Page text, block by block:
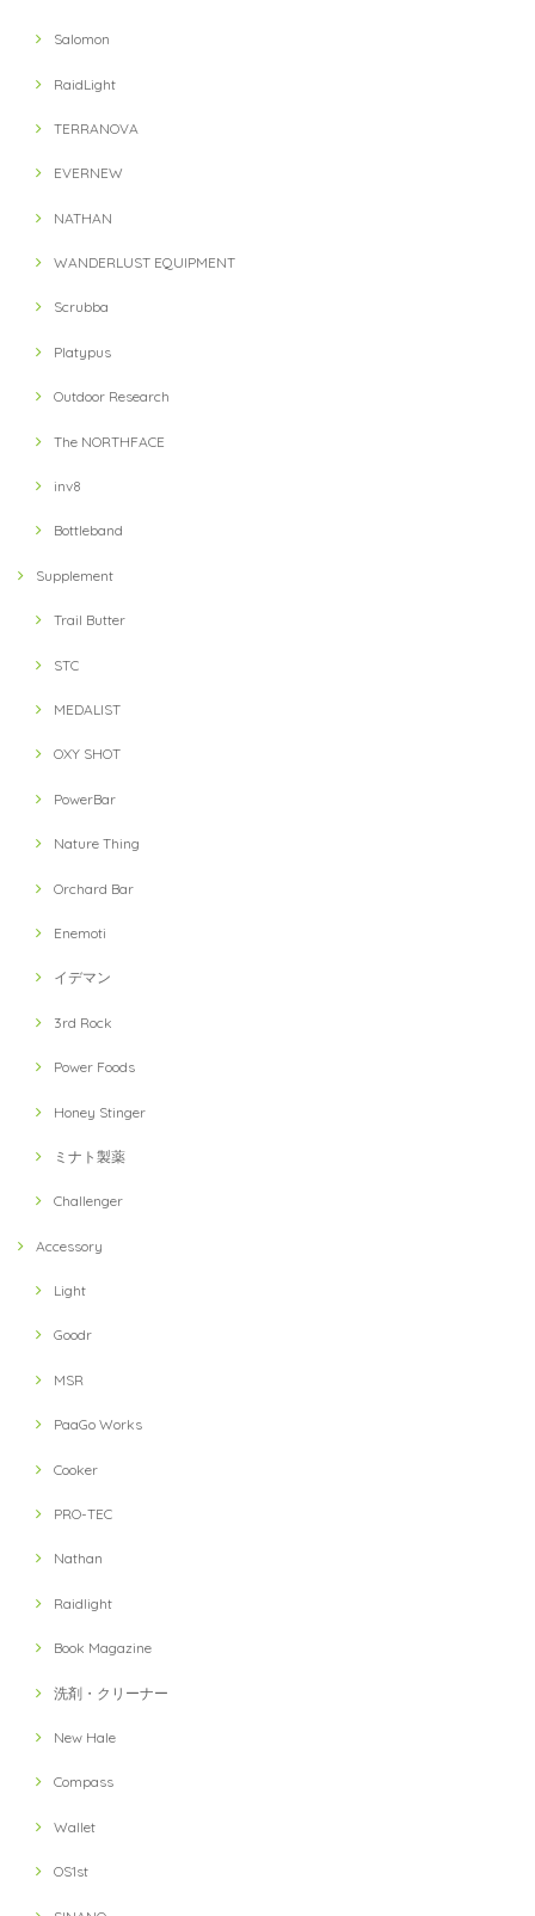
Salomon
RaidLight
TERRANOVA
EVERNEW
NATHAN
WANDERLUST EQUIPMENT
Scrubba
Platypus
Outdoor Research
The NORTHFACE
inv8
Bottleband
Supplement
Trail Butter
STC
MEDALIST
OXY SHOT
PowerBar
Nature Thing
Orchard Bar
Enemoti
イデマン
3rd Rock
Power Foods
Honey Stinger
ミナト製薬
Challenger
Accessory
Light
Goodr
MSR
PaaGo Works
Cooker
PRO-TEC
Nathan
Raidlight
Book Magazine
洗剤・クリーナー
New Hale
Compass
Wallet
OS1st